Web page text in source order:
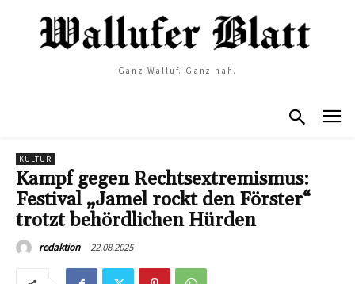
Ganz Walluf. Ganz nah.
KULTUR
Kampf gegen Rechtsextremismus:
Festival „Jamel rockt den Förster“
trotzt behördlichen Hürden
redaktion 22.08.2025